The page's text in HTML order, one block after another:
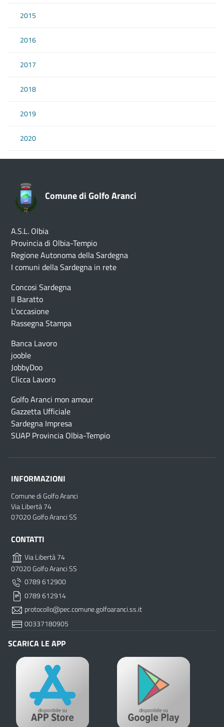
2015
2016
2017
2018
2019
2020
Comune di Golfo Aranci
A.S.L. Olbia
Provincia di Olbia-Tempio
Regione Autonoma della Sardegna
I comuni della Sardegna in rete
Concosi Sardegna
Il Baratto
L’occasione
Rassegna Stampa
Banca Lavoro
jooble
JobbyDoo
Clicca Lavoro
Golfo Aranci mon amour
Gazzetta Ufficiale
Sardegna Impresa
SUAP Provincia Olbia-Tempio
INFORMAZIONI
Comune di Golfo Aranci
Via Libertà 74
07020 Golfo Aranci SS
CONTATTI
Via Libertà 74
07020 Golfo Aranci SS
0789 612900
0789 612914
protocollo@pec.comune.golfoaranci.ss.it
00337180905
SCARICA LE APP